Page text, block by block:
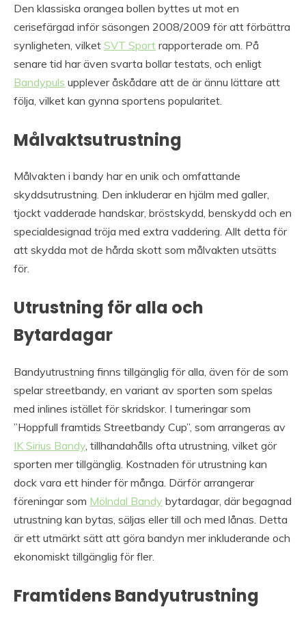
Den klassiska orangea bollen byttes ut mot en
cerisefärgad inför säsongen 2008/2009 för att förbättra
synligheten, vilket SVT Sport rapporterade om. På
senare tid har även svarta bollar testats, och enligt
Bandypuls upplever åskådare att de är ännu lättare att
följa, vilket kan gynna sportens popularitet.
Målvaktsutrustning
Målvakten i bandy har en unik och omfattande
skyddsutrustning. Den inkluderar en hjälm med galler,
tjockt vadderade handskar, bröstskydd, benskydd och en
specialdesignad tröja med extra vaddering. Allt detta för
att skydda mot de hårda skott som målvakten utsätts
för.
Utrustning för alla och
Bytardagar
Bandyutrustning finns tillgänglig för alla, även för de som
spelar streetbandy, en variant av sporten som spelas
med inlines istället för skridskor. I turneringar som
”Hoppfull framtids Streetbandy Cup”, som arrangeras av
IK Sirius Bandy, tillhandahålls ofta utrustning, vilket gör
sporten mer tillgänglig. Kostnaden för utrustning kan
dock vara ett hinder för många. Därför arrangerar
föreningar som Mölndal Bandy bytardagar, där begagnad
utrustning kan bytas, säljas eller till och med lånas. Detta
är ett utmärkt sätt att göra bandyn mer inkluderande och
ekonomiskt tillgänglig för fler.
Framtidens Bandyutrustning